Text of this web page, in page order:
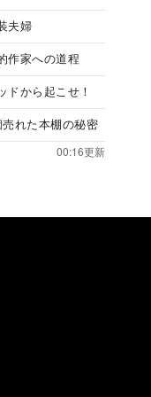
夫婦
作家への道程
ドから起こせ！
れた本棚の秘密
00:16更新